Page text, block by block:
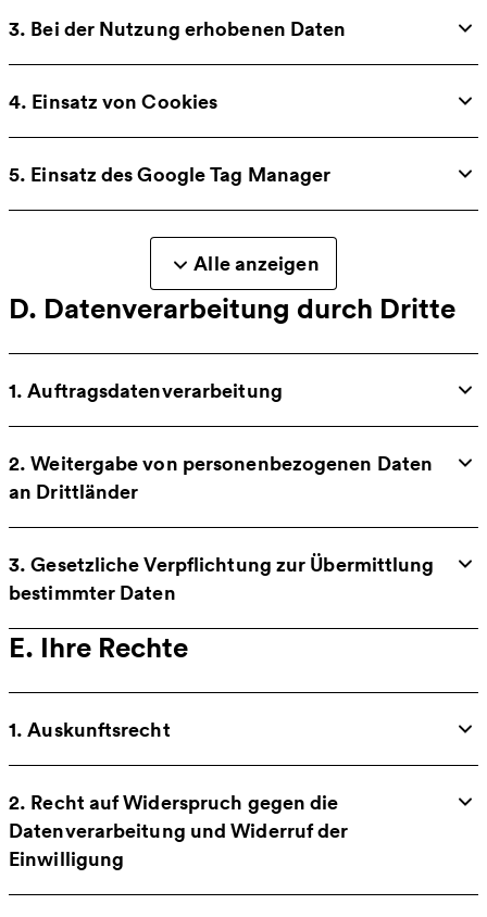
3. Bei der Nutzung erhobenen Daten
4. Einsatz von Cookies
5. Einsatz des Google Tag Manager
Alle anzeigen
D. Datenverarbeitung durch Dritte
1. Auftragsdatenverarbeitung
2. Weitergabe von personenbezogenen Daten
an Drittländer
3. Gesetzliche Verpflichtung zur Übermittlung
bestimmter Daten
E. Ihre Rechte
1. Auskunftsrecht
2. Recht auf Widerspruch gegen die
Datenverarbeitung und Widerruf der
Einwilligung